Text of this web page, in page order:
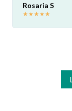
Rosaria S
★★★★★